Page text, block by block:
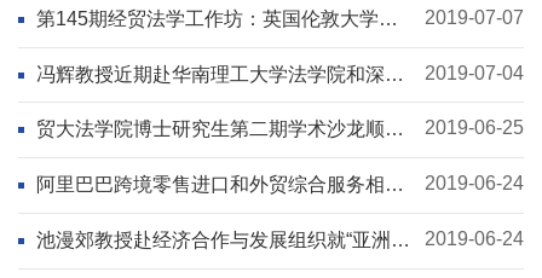
息网络...
第145期经贸法学工作坊：英国伦敦大学商
法研究中心Gabriel Gari博士主讲...
2019-07-07
冯辉教授近期赴华南理工大学法学院和深圳
大学法学院参加学术会议
2019-07-04
贸大法学院博士研究生第二期学术沙龙顺利
举行
2019-06-25
阿里巴巴跨境零售进口和外贸综合服务相关
法律问题研究课题结项会议成功召开
2019-06-24
池漫郊教授赴经济合作与发展组织就“亚洲国
际投资法的新进展”发表演讲
2019-06-24